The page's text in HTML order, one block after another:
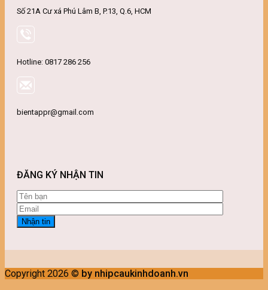
Số 21A Cư xá Phú Lâm B, P.13, Q.6, HCM
Hotline: 0817 286 256
bientappr@gmail.com
ĐĂNG KÝ NHẬN TIN
Copyright 2026 © by nhipcaukinhdoanh.vn